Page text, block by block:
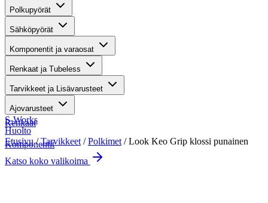
Suositut osastot
Gravel-pyörät
Maastosähköpyörät
Kaupunkisähköpyörät
Renkaat
Komponentit
Katso koko valikoima
Polkupyörät
Sähköpyörät
Komponentit ja varaosat
Renkaat ja Tubeless
Tarvikkeet ja Lisävarusteet
Ajovarusteet
S-Works
Huolto
Etusivu/Tarvikkeet /Polkimet / Look Keo Grip klossi punainen